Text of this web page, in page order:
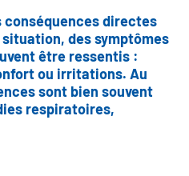
conséquences directes
des symptômes
être ressentis :
ou irritations. Au
sont bien souvent
respiratoires,